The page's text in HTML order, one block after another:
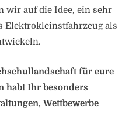
wir auf die Idee, ein sehr
Elektrokleinstfahrzeug als
für eure
habt Ihr besonders
Wettbewerbe